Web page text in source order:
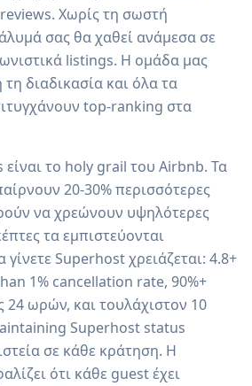
Χωρίς τη σωστή
σας θα χαθεί ανάμεσα σε
listings. Η ομάδα μας
διαδικασία και όλα τα
top-ranking στα
το holy grail του Airbnb. Τα
20-30% περισσότερες
να χρεώνουν υψηλότερες
τα εμπιστεύονται
γίνετε Superhost χρειάζεται: 4.8+
1% cancellation rate, 90%+
24 ωρών, και τουλάχιστον 10
Superhost status
σε κάθε κράτηση. Η
ότι κάθε guest έχει